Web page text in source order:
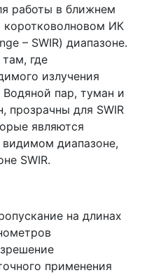
работы в ближнем
коротковолновом ИК
– SWIR) диапазоне.
где
излучения
пар, туман и
прозрачны для SWIR
являются
диапазоне,
SWIR.
на длинах
применения